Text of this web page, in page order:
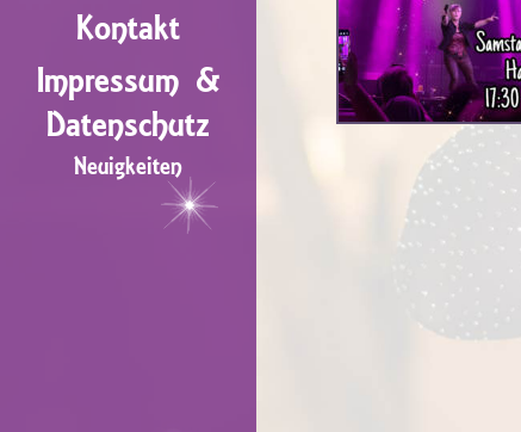
Kontakt
Impressum &
Datenschutz
Neuigkeiten